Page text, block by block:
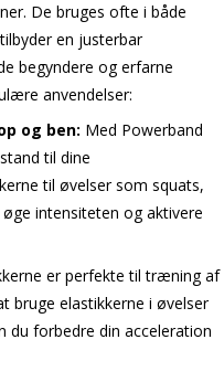
De bruges ofte i både
en justerbar
begyndere og erfarne
anvendelser:
og ben: Med Powerband
til dine
til øvelser som squats,
intensiteten og aktivere
er perfekte til træning af
bruge elastikkerne i øvelser
du forbedre din acceleration